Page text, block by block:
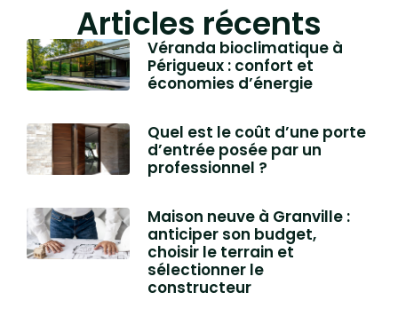
Articles récents
Véranda bioclimatique à
Périgueux : confort et
économies d’énergie
Quel est le coût d’une porte
d’entrée posée par un
professionnel ?
Maison neuve à Granville :
anticiper son budget,
choisir le terrain et
sélectionner le
constructeur